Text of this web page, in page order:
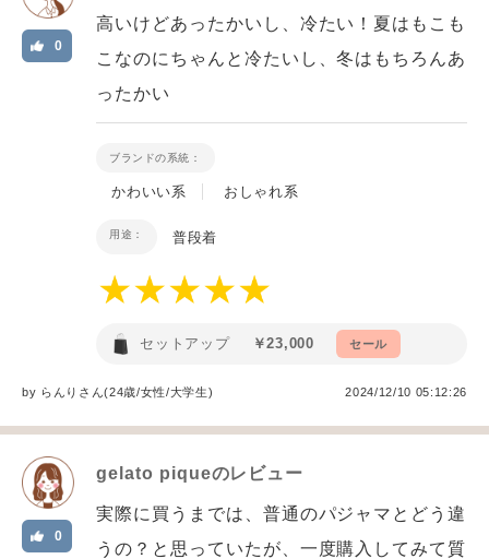
0
高いけどあったかいし、冷たい！夏はもこも
こなのにちゃんと冷たいし、冬はもちろんあ
ったかい
ブランドの系統：
かわいい系 おしゃれ系
用途： 普段着
セットアップ ￥23,000 セール
by らんり さん(24歳/女性/大学生) 2024/12/10 05:12:26
gelato piqueのレビュー
0
実際に買うまでは、普通のパジャマとどう違
うの？と思っていたが、一度購入してみて質